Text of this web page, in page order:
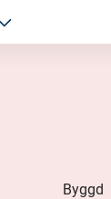
SB-
Byggd